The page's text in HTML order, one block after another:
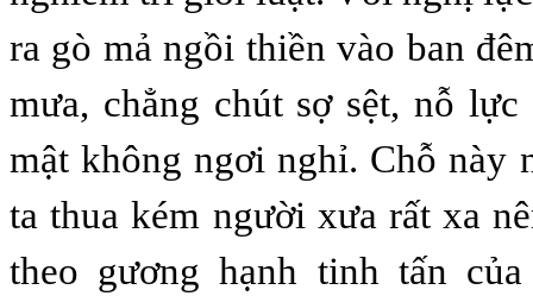
ra gò mả ngồi thiền vào ban
mưa, chẳng chút sợ sệt, nỗ
mật không ngơi nghỉ. Chỗ này
ta thua kém người xưa rất xa
theo gương hạnh tinh tấn